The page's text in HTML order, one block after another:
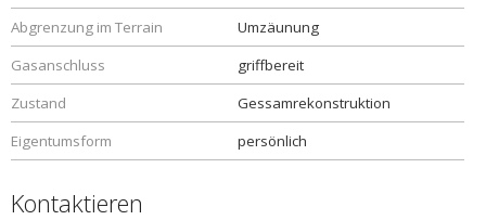
Abgrenzung im Terrain
Umzäunung
Gasanschluss
griffbereit
Zustand
Gessamrekonstruktion
Eigentumsform
persönlich
Kontaktieren